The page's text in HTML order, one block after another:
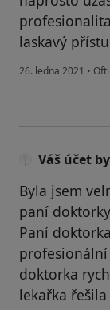
laskavý
26. ledna 2021 •
Váš účet
Byla jsem
paní
Paní
doktorka
lekařka